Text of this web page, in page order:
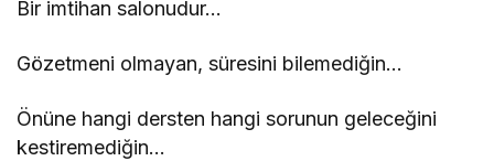
Bir imtihan salonudur…
Gözetmeni olmayan, süresini bilemediğin…
Önüne hangi dersten hangi sorunun geleceğini
kestiremediğin…